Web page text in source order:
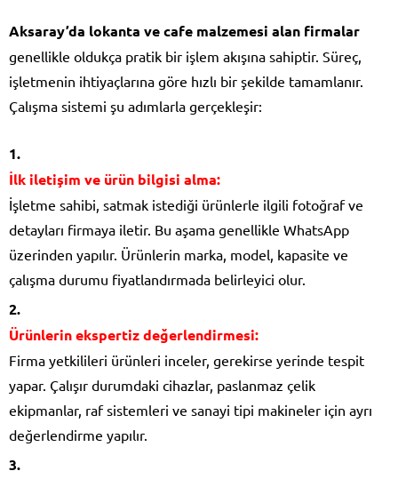
Aksaray’da lokanta ve cafe malzemesi alan firmalar
genellikle oldukça pratik bir işlem akışına sahiptir. Süreç,
işletmenin ihtiyaçlarına göre hızlı bir şekilde tamamlanır.
Çalışma sistemi şu adımlarla gerçekleşir:
İlk iletişim ve ürün bilgisi alma:
İşletme sahibi, satmak istediği ürünlerle ilgili fotoğraf ve
detayları firmaya iletir. Bu aşama genellikle WhatsApp
üzerinden yapılır. Ürünlerin marka, model, kapasite ve
çalışma durumu fiyatlandırmada belirleyici olur.
Ürünlerin ekspertiz değerlendirmesi:
Firma yetkilileri ürünleri inceler, gerekirse yerinde tespit
yapar. Çalışır durumdaki cihazlar, paslanmaz çelik
ekipmanlar, raf sistemleri ve sanayi tipi makineler için ayrı
değerlendirme yapılır.